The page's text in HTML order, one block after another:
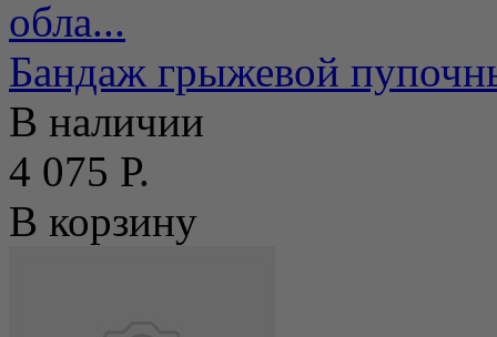
обла...
Бандаж грыжевой
В наличии
4 075 Р.
В корзину